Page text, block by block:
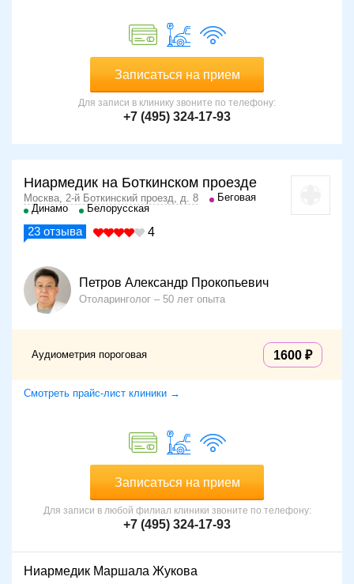
Записаться на прием
Для записи в клинику звоните по телефону:
+7 (495) 324-17-93
Ниармедик на Боткинском проезде
Москва, 2-й Боткинский проезд, д. 8
Беговая
Динамо
Белорусская
23 отзыва 4
Петров Александр Прокопьевич
Отоларинголог 50 лет опыта
Аудиометрия пороговая 1600
Смотреть прайс-лист клиники →
Записаться на прием
Для записи в любой филиал клиники звоните по телефону:
+7 (495) 324-17-93
Ниармедик Маршала Жукова